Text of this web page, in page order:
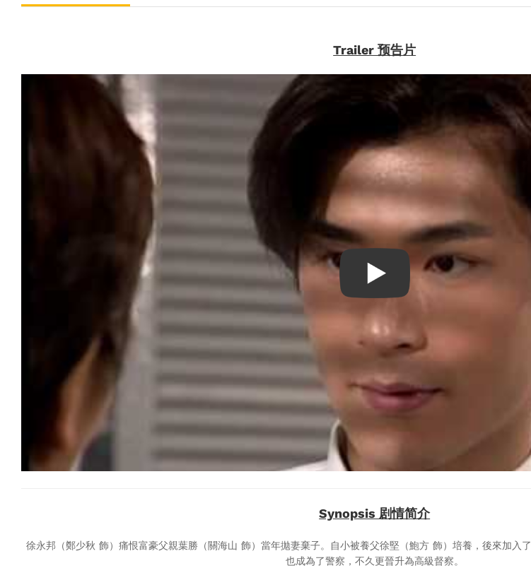
Trailer 预告片
Synopsis 剧情简介
徐永邦（鄭少秋 飾）痛恨富豪父親葉勝（關海山 飾）當年拋妻棄子。自小被養父徐堅（鮑方 飾）培養，後來加入
也成為了警察，不久更晉升為高級督察。